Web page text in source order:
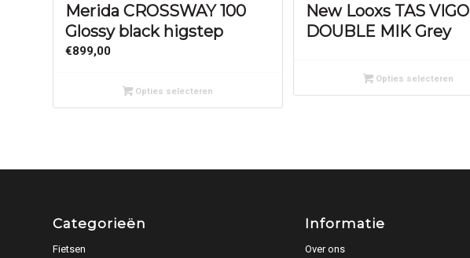
Merida CROSSWAY 100
Glossy black higstep
€899,00
Opties selecteren
New Looxs TAS VIGO
DOUBLE MIK Grey
Opties selecteren
Categorieën
Fietsen
Informatie
Over ons